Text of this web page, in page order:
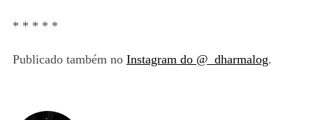
* * * * *
Publicado também no Instagram do @_dharmalog.